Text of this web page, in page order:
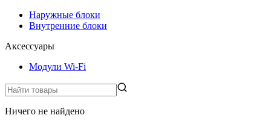
Наружные блоки
Внутренние блоки
Аксессуары
Модули Wi-Fi
Ничего не найдено